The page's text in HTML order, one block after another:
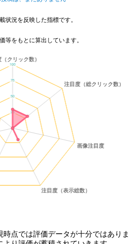
状況を反映した指標です。
等をもとに算出しています。
点では評価データが十分ではありま